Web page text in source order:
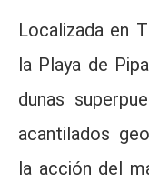
Localizada en
la Playa de
dunas
acantilados
la acción del